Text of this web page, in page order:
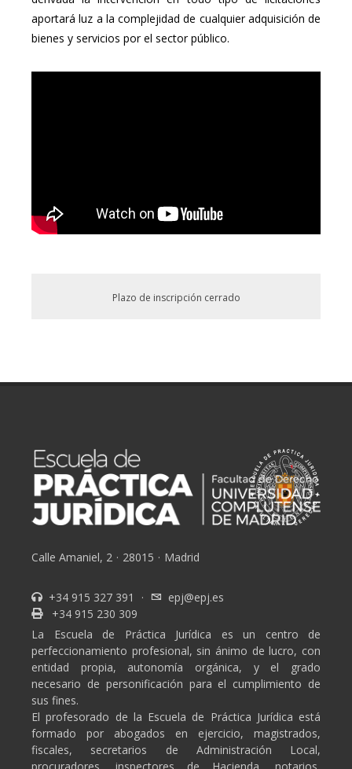
aportará luz a la complejidad de cualquier adquisición de
bienes y servicios por el sector público.
Plazo de inscripción cerrado
Calle Amaniel, 2 · 28015 · Madrid
+34 915 327 391 ·
epj@epj.es
+34 915 230 309
La Escuela de Práctica Jurídica es un centro de
perfeccionamiento profesional, sin ánimo de lucro, con
entidad propia, autonomía orgánica, y el grado
necesario de personificación para el cumplimiento de
sus fines.
El profesorado de la Escuela de Práctica Jurídica está
formado por abogados en ejercicio, magistrados,
fiscales, secretarios de Administración Local,